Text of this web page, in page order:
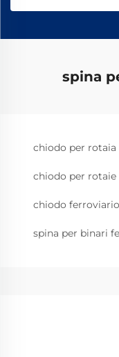
spina
chiodo per rotaia
chiodo per rotaie
chiodo
spina per binari